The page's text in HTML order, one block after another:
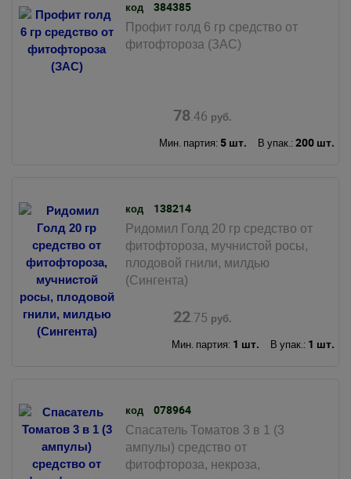
код 384385
Профит голд 6 гр средство от
фитофтороза (ЗАС)
78.46 руб.
Мин. партия: 5 шт. В упак.: 200 шт.
код 138214
Ридомил Голд 20 гр средство от
фитофтороза, мучнистой росы,
плодовой гнили, милдью
(Сингента)
22.75 руб.
Мин. партия: 1 шт. В упак.: 1 шт.
код 078964
Спасатель Томатов 3 в 1 (3
ампулы) средство от
фитофтороза, некроза,